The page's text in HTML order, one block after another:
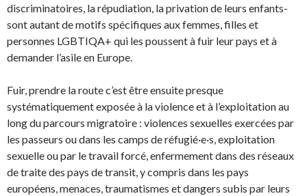
discriminatoires, la répudiation, la privation de leurs enfants-
sont autant de motifs spécifiques aux femmes, filles et
personnes LGBTIQA+ qui les poussent à fuir leur pays et à
demander l’asile en Europe.
Fuir, prendre la route c’est être ensuite presque
systématiquement exposée à la violence et à l’exploitation au
long du parcours migratoire : violences sexuelles exercées par
les passeurs ou dans les camps de réfugié·e·s, exploitation
sexuelle ou par le travail forcé, enfermement dans des réseaux
de traite des pays de transit, y compris dans les pays
européens, menaces, traumatismes et dangers subis par leurs